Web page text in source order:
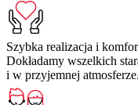
Szybka realizacja i
Dokładamy wszelkich
i w przyjemnej atmosferze.